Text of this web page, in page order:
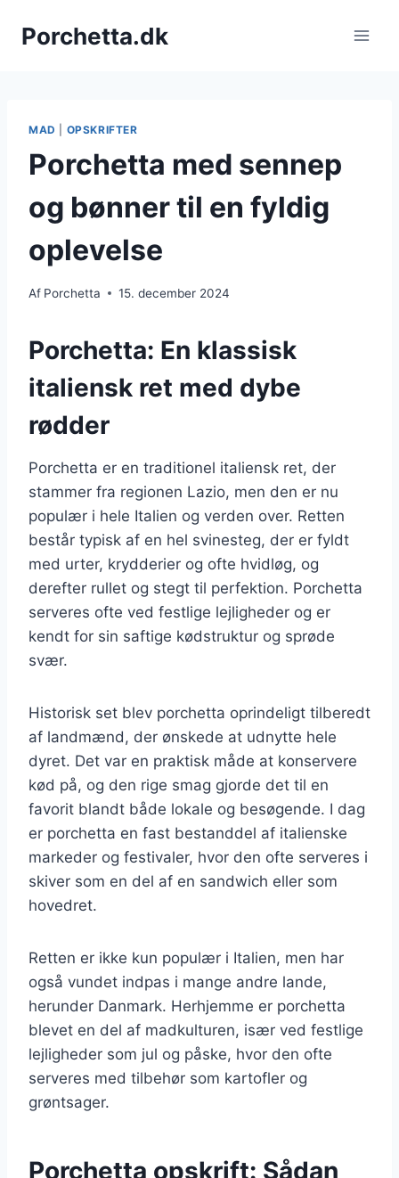
Porchetta.dk
MAD OPSKRIFTER
Porchetta med sennep
og bønner til en fyldig
oplevelse
Af Porchetta 15. december 2024
Porchetta: En klassisk
italiensk ret med dybe
rødder
Porchetta er en traditionel italiensk ret, der
stammer fra regionen Lazio, men den er nu
populær i hele Italien og verden over. Retten
består typisk af en hel svinesteg, der er fyldt
med urter, krydderier og ofte hvidløg, og
derefter rullet og stegt til perfektion. Porchetta
serveres ofte ved festlige lejligheder og er
kendt for sin saftige kødstruktur og sprøde
svær.
Historisk set blev porchetta oprindeligt tilberedt
af landmænd, der ønskede at udnytte hele
dyret. Det var en praktisk måde at konservere
kød på, og den rige smag gjorde det til en
favorit blandt både lokale og besøgende. I dag
er porchetta en fast bestanddel af italienske
markeder og festivaler, hvor den ofte serveres i
skiver som en del af en sandwich eller som
hovedret.
Retten er ikke kun populær i Italien, men har
også vundet indpas i mange andre lande,
herunder Danmark. Herhjemme er porchetta
blevet en del af madkulturen, især ved festlige
lejligheder som jul og påske, hvor den ofte
serveres med tilbehør som kartofler og
grøntsager.
Porchetta opskrift: Sådan